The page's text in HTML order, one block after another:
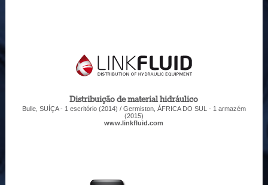
Distribuição de material hidráulico
Bulle, SUÍÇA - 1 escritório (2014) / Germiston, ÁFRICA DO SUL - 1 armazém
(2015)
www.linkfluid.com